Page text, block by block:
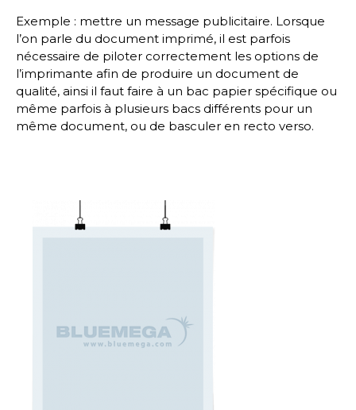
Exemple : mettre un message publicitaire. Lorsque
l’on parle du document imprimé, il est parfois
nécessaire de piloter correctement les options de
l’imprimante afin de produire un document de
qualité, ainsi il faut faire à un bac papier spécifique ou
même parfois à plusieurs bacs différents pour un
même document, ou de basculer en recto verso.